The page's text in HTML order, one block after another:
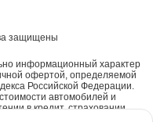
защищены
информационный характер
офертой, определяемой
Российской Федерации.
автомобилей и
в кредит, страховании,